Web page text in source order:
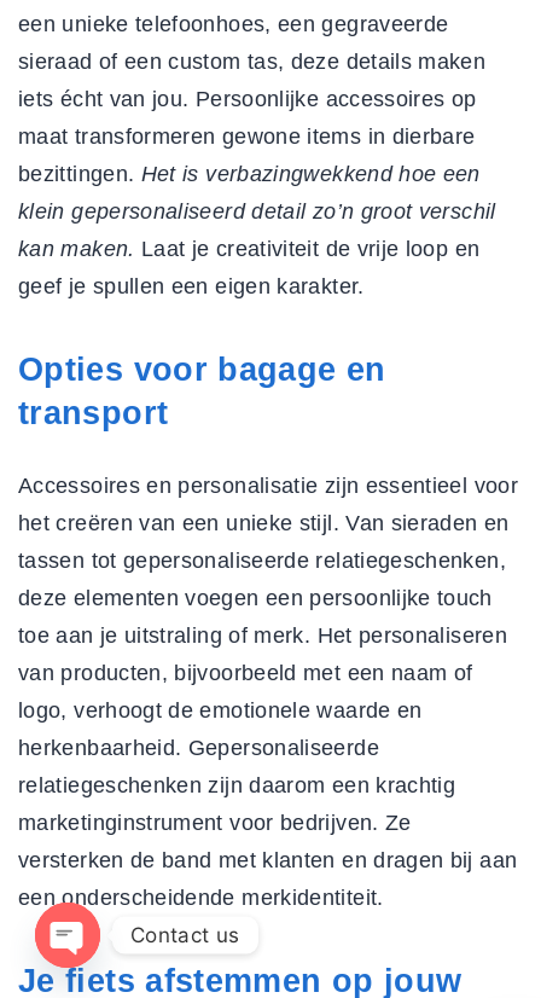
een unieke telefoonhoes, een gegraveerde
sieraad of een custom tas, deze details maken
iets écht van jou. Persoonlijke accessoires op
maat transformeren gewone items in dierbare
bezittingen. Het is verbazingwekkend hoe een
klein gepersonaliseerd detail zo’n groot verschil
kan maken. Laat je creativiteit de vrije loop en
geef je spullen een eigen karakter.
Opties voor bagage en
transport
Accessoires en personalisatie zijn essentieel voor
het creëren van een unieke stijl. Van sieraden en
tassen tot gepersonaliseerde relatiegeschenken,
deze elementen voegen een persoonlijke touch
toe aan je uitstraling of merk. Het personaliseren
van producten, bijvoorbeeld met een naam of
logo, verhoogt de emotionele waarde en
herkenbaarheid. Gepersonaliseerde
relatiegeschenken zijn daarom een krachtig
marketinginstrument voor bedrijven. Ze
versterken de band met klanten en dragen bij aan
een onderscheidende merkidentiteit.
Je fiets afstemmen op jouw
Contact us
OPEN CHATY